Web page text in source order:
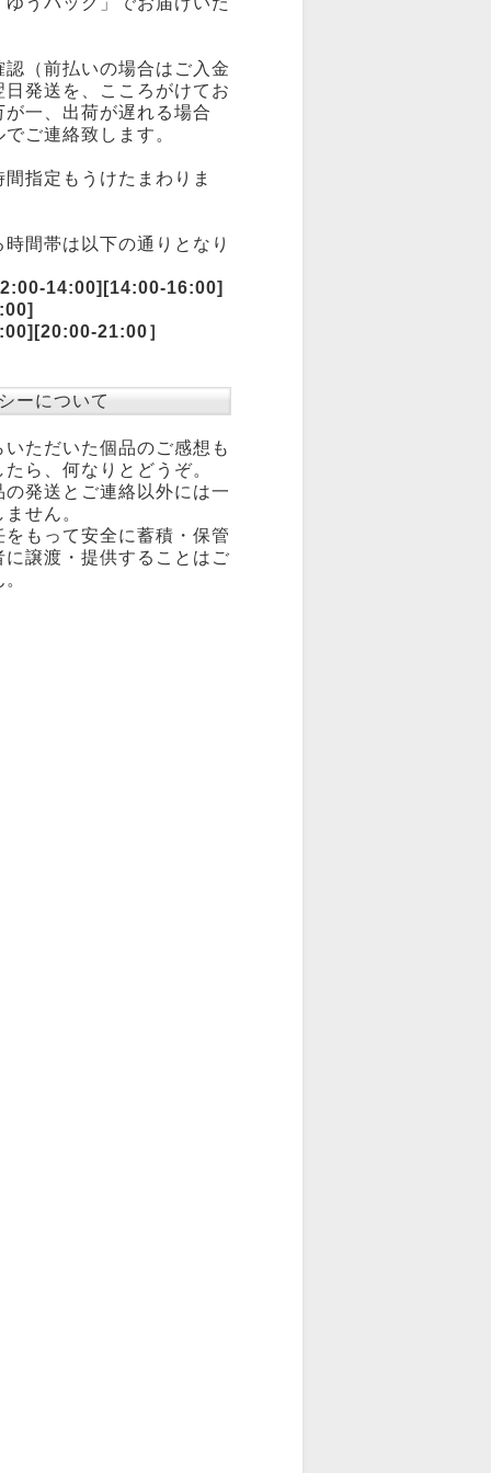
（前払いの場合はご入金
日発送を、こころがけてお
が一、出荷が遅れる場合
ご連絡致します。
指定もうけたまわりま
時間帯は以下の通りとなり
14:00][14:00-16:00]
21:00］
ーについて
いただいた個品のご感想も
ら、何なりとどうぞ。
の発送とご連絡以外には一
せん。
をもって安全に蓄積・保管
に譲渡・提供することはご